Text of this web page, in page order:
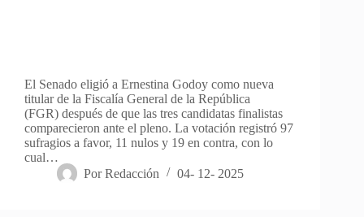
El Senado eligió a Ernestina Godoy como nueva
titular de la Fiscalía General de la República
(FGR) después de que las tres candidatas finalistas
comparecieron ante el pleno. La votación registró 97
sufragios a favor, 11 nulos y 19 en contra, con lo
cual…
Por Redacción 04- 12- 2025